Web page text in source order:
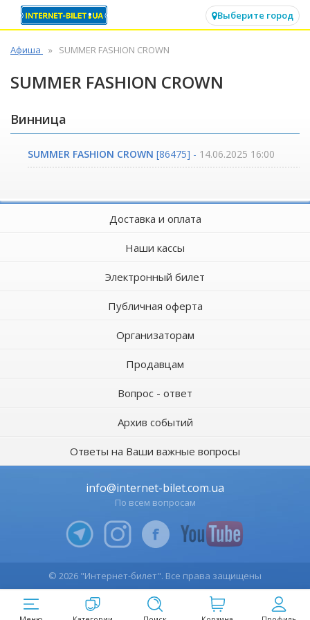
Выберите город
Афиша SUMMER FASHION CROWN
SUMMER FASHION CROWN
Винница
SUMMER FASHION CROWN [86475] - 14.06.2025 16:00
Доставка и оплата
Наши кассы
Электронный билет
Публичная оферта
Организаторам
Продавцам
Вопрос - ответ
Архив событий
Ответы на Ваши важные вопросы
info@internet-bilet.com.ua
По всем вопросам
© 2026 "Интернет-билет". Все права защищены